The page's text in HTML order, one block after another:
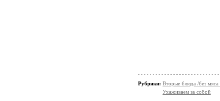
Рубрики: Вторые блюда /без
Ухаживаем за собой